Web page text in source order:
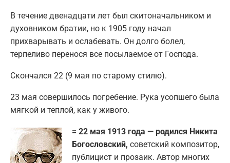
В течение двенадцати лет был скитоначальником и
духовником братии, но к 1905 году начал
прихварывать и ослабевать. Он долго болел,
терпеливо перенося все посылаемое от Господа.
Скончался 22 (9 мая по старому стилю).
23 мая совершилось погребение. Рука усопшего была
мягкой и теплой, как у живого.
= 22 мая 1913 года — родился Никита
Богословский, советский композитор,
публицист и прозаик. Автор многих